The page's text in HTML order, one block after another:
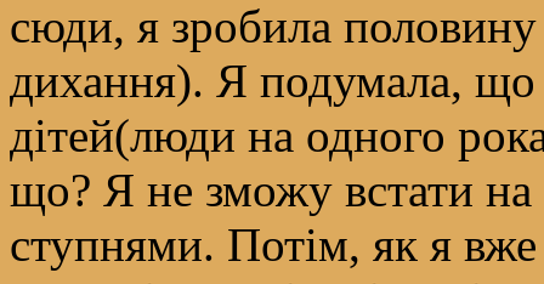
сюди, я зробила
дихання). Я подумала, що
дітей(люди на одного
що? Я не зможу встати на
ступнями. Потім, як я